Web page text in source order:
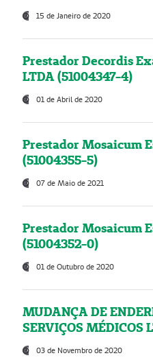
15 de Janeiro de 2020
Prestador Decordis
LTDA (51004347-4)
01 de Abril de 2020
Prestador Mosaicum
(51004355-5)
07 de Maio de 2021
Prestador Mosaicum
(51004352-0)
01 de Outubro de 2020
MUDANÇA DE
SERVIÇOS MÉDICOS
03 de Novembro de 2020